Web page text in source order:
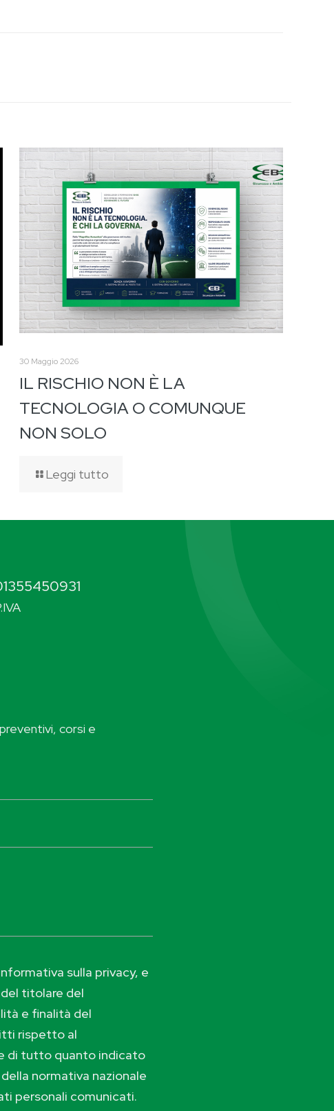
30 Maggio 2026
IL RISCHIO NON È LA
TECNOLOGIA O COMUNQUE
NON SOLO
Leggi tutto
corsi e
sulla privacy, e
titolare del
e finalità del
rispetto al
di tutto quanto indicato
della normativa nazionale
personali comunicati.